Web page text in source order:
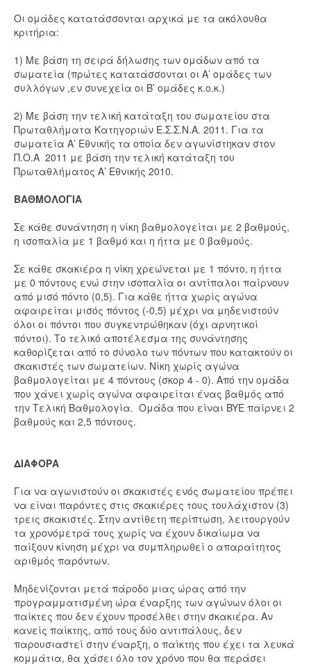
Οι ομάδες κατατάσσονται αρχικά με τα ακόλουθα
κριτήρια:
1) Με βάση τη σειρά δήλωσης των ομάδων από τα
σωματεία (πρώτες κατατάσσονται οι Α’ ομάδες των
συλλόγων ,εν συνεχεία οι Β’ ομάδες κ.ο.κ.)
2) Με βάση την τελική κατάταξη του σωματείου στα
Πρωταθλήματα Κατηγοριών Ε.Σ.Σ.Ν.Α. 2011. Για τα
σωματεία Α’ Εθνικής τα οποία δεν αγωνίστηκαν στον
Π.Ο.Α 2011 με βάση την τελική κατάταξη του
Πρωταθλήματος Α’ Εθνικής 2010.
ΒΑΘΜΟΛΟΓΙΑ
Σε κάθε συνάντηση η νίκη βαθμολογείται με 2 βαθμούς,
η ισοπαλία με 1 βαθμό και η ήττα με 0 βαθμούς.
Σε κάθε σκακιέρα η νίκη χρεώνεται με 1 πόντο, η ήττα
με 0 πόντους ενώ στην ισοπαλία οι αντίπαλοι παίρνουν
από μισό πόντο (0,5). Για κάθε ήττα χωρίς αγώνα
αφαιρείται μισός πόντος (-0,5) μέχρι να μηδενιστούν
όλοι οι πόντοι που συγκεντρώθηκαν (όχι αρνητικοί
πόντοι). Το τελικό αποτέλεσμα της συνάντησης
καθορίζεται από το σύνολο των πόντων που κατακτούν οι
σκακιστές των σωματείων. Νίκη χωρίς αγώνα
βαθμολογείται με 4 πόντους (σκορ 4 - 0). Από την ομάδα
που χάνει χωρίς αγώνα αφαιρείται ένας βαθμός από
την Τελική Βαθμολογία. Ομάδα που είναι BYE παίρνει 2
βαθμούς και 2,5 πόντους.
ΔΙΑΦΟΡΑ
Για να αγωνιστούν οι σκακιστές ενός σωματείου πρέπει
να είναι παρόντες στις σκακιέρες τους τουλάχιστον (3)
τρεις σκακιστές. Στην αντίθετη περίπτωση, λειτουργούν
τα χρονόμετρά τους χωρίς να έχουν δικαίωμα να
παίξουν κίνηση μέχρι να συμπληρωθεί ο απαραίτητος
αριθμός παρόντων.
Μηδενίζονται μετά πάροδο μιας ώρας από την
προγραμματισμένη ώρα έναρξης των αγώνων όλοι οι
παίκτες που δεν έχουν προσέλθει στην σκακιέρα. Αν
κανείς παίκτης, από τους δύο αντιπάλους, δεν
παρουσιαστεί στην έναρξη, ο παίκτης που έχει τα λευκά
κομμάτια, θα χάσει όλο τον χρόνο που θα περάσει